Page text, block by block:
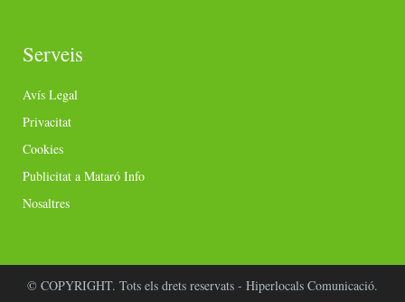
Serveis
Avís Legal
Privacitat
Cookies
Publicitat a Mataró Info
Nosaltres
© COPYRIGHT. Tots els drets reservats - Hiperlocals Comunicació.